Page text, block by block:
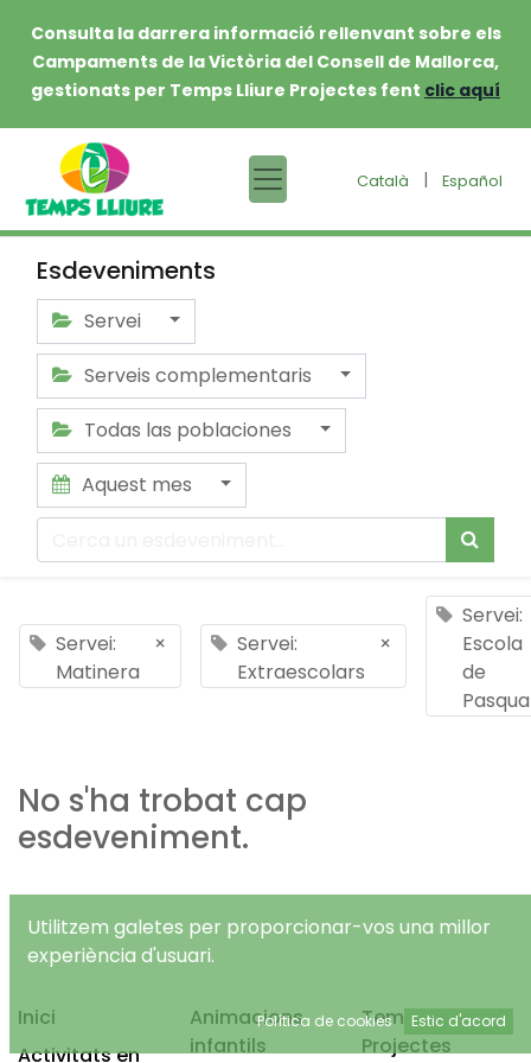
Consulta la darrera informació rellenvant sobre els
Campaments de la Victòria del Consell de Mallorca,
gestionats per Temps Lliure Projectes fent clic aquí
Català | Español
Esdeveniments
Servei
Serveis complementaris
Todas las poblaciones
Aquest mes
Servei:
Matinera
×
Servei:
Extraescolars
×
Servei:
Escola
de
Pasqua
No s'ha trobat cap
esdeveniment.
Inici
Activitats en
Animacions
infantils
Temps Lliure
Projectes
Utilitzem galetes per proporcionar-vos una millor
experiència d'usuari.
Política de cookies Estic d'acord